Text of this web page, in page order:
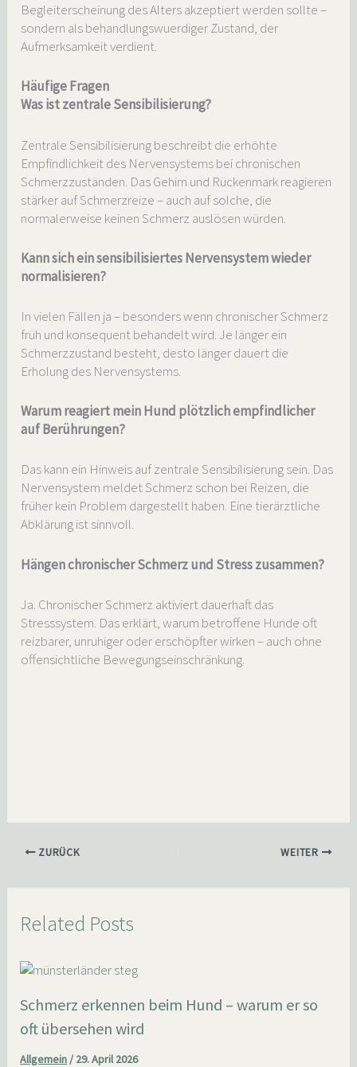
Begleiterscheinung des Alters akzeptiert werden sollte –
sondern als behandlungswuerdiger Zustand, der
Aufmerksamkeit verdient.
Häufige Fragen
Was ist zentrale Sensibilisierung?
Zentrale Sensibilisierung beschreibt die erhöhte
Empfindlichkeit des Nervensystems bei chronischen
Schmerzzuständen. Das Gehirn und Rückenmark reagieren
stärker auf Schmerzreize – auch auf solche, die
normalerweise keinen Schmerz auslösen würden.
Kann sich ein sensibilisiertes Nervensystem wieder
normalisieren?
In vielen Fällen ja – besonders wenn chronischer Schmerz
früh und konsequent behandelt wird. Je länger ein
Schmerzzustand besteht, desto länger dauert die
Erholung des Nervensystems.
Warum reagiert mein Hund plötzlich empfindlicher
auf Berührungen?
Das kann ein Hinweis auf zentrale Sensibilisierung sein. Das
Nervensystem meldet Schmerz schon bei Reizen, die
früher kein Problem dargestellt haben. Eine tierärztliche
Abklärung ist sinnvoll.
Hängen chronischer Schmerz und Stress zusammen?
Ja. Chronischer Schmerz aktiviert dauerhaft das
Stresssystem. Das erklärt, warum betroffene Hunde oft
reizbarer, unruhiger oder erschöpfter wirken – auch ohne
offensichtliche Bewegungseinschränkung.
ZURÜCK WEITER
Related Posts
Schmerz erkennen beim Hund – warum er so
oft übersehen wird
Allgemein/29. April 2026